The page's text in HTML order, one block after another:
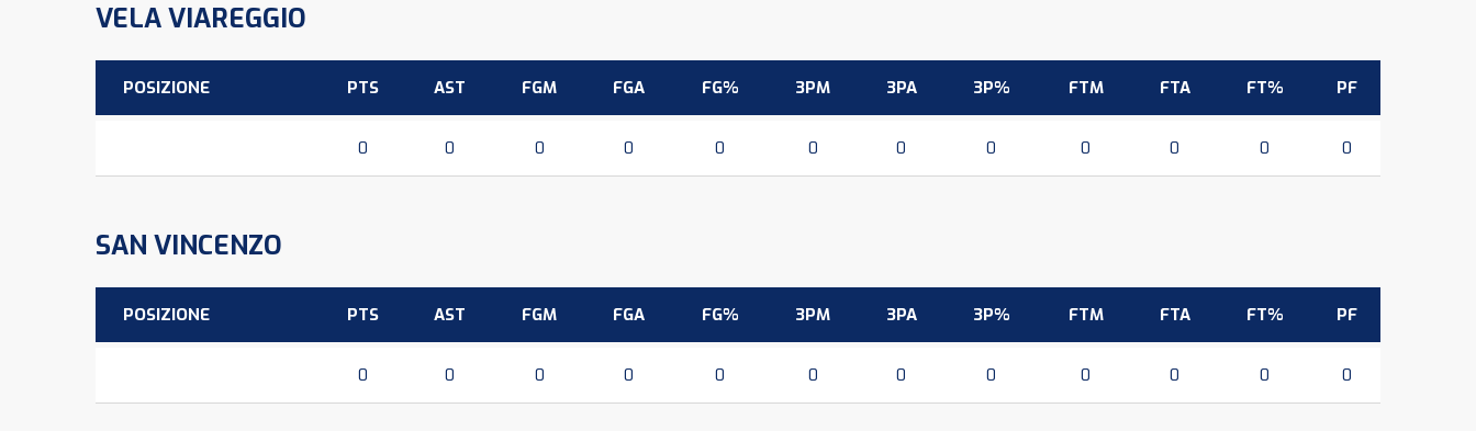
VELA VIAREGGIO
POSIZIONE PTS AST FGM FGA FG% 3PM 3PA 3P% FTM FTA FT% PF
0 0 0 0 0 0 0 0 0 0 0 0
SAN VINCENZO
POSIZIONE PTS AST FGM FGA FG% 3PM 3PA 3P% FTM FTA FT% PF
0 0 0 0 0 0 0 0 0 0 0 0